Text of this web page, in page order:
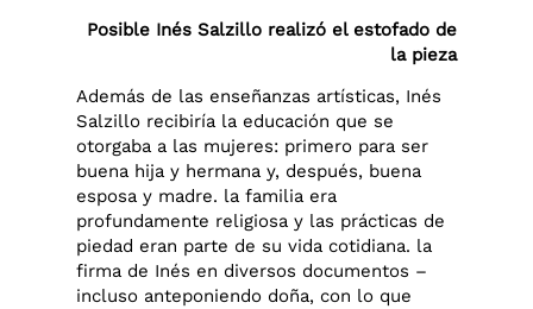
Posible Inés Salzillo realizó el estofado de
la pieza
Además de las enseñanzas artísticas, Inés
Salzillo recibiría la educación que se
otorgaba a las mujeres: primero para ser
buena hija y hermana y, después, buena
esposa y madre. la familia era
profundamente religiosa y las prácticas de
piedad eran parte de su vida cotidiana. la
firma de Inés en diversos documentos –
incluso anteponiendo doña, con lo que